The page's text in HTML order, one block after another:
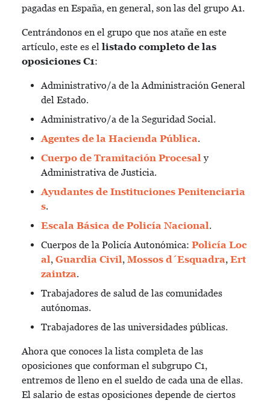
pagadas en España, en general, son las del grupo A1.
Centrándonos en el grupo que nos atañe en este
artículo, este es el listado completo de las
oposiciones C1:
Administrativo/a de la Administración General
del Estado.
Administrativo/a de la Seguridad Social.
Agentes de la Hacienda Pública.
Cuerpo de Tramitación Procesaly
Administrativa de Justicia.
Ayudantes de Instituciones Penitenciaria
s.
Escala Básica de Policía Nacional.
Cuerpos de la Policía Autonómica: Policía Loc
al, Guardia Civil, Mossos d´Esquadra, Ert
zaintza.
Trabajadores de salud de las comunidades
autónomas.
Trabajadores de las universidades públicas.
Ahora que conoces la lista completa de las
oposiciones que conforman el subgrupo C1,
entremos de lleno en el sueldo de cada una de ellas.
El salario de estas oposiciones depende de ciertos